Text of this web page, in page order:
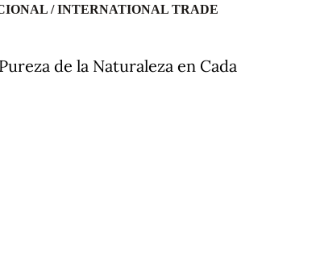
/ INTERNATIONAL TRADE
de la Naturaleza en Cada